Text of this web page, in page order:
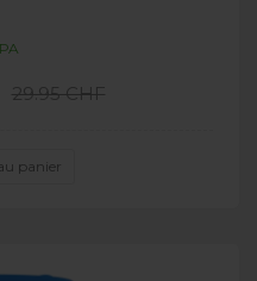
29.95 CHF
panier